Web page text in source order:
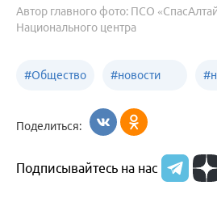
Автор главного фото: ПСО
Национального центра
#Общество #новости
образования
#
Поделиться:
Подписывайтесь на нас